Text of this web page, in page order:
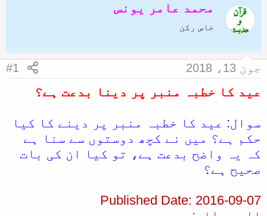
ض
و
ک
ا
آ
ا
ز
ک
ر
ن
ر
آ
ا
محمد عامر یونس
خاص رکن
جون 13، 2018 #1
عید کا خطبہ منبر پر دینا بدعت ہے؟
سوال: عید کا خطبہ منبر پر دینے کا کیا
حکم ہے؟ میں نے کچھ دوستوں سے سنا ہے
کہ یہ واضح بدعت ہے، تو کیا ان کی بات
صحیح ہے؟
Published Date: 2016-09-07